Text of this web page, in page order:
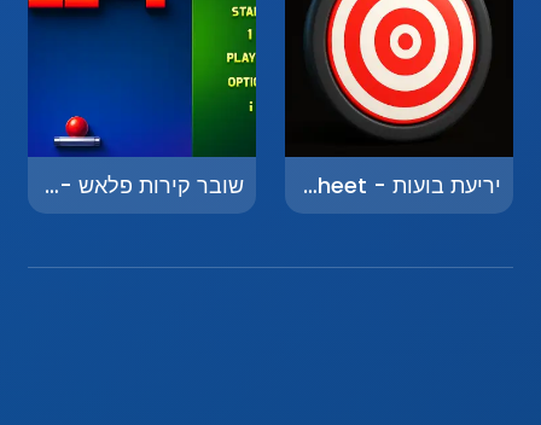
יריעת בועות - Bubble Sheet שובר קירות פלאש - Flash Breakout